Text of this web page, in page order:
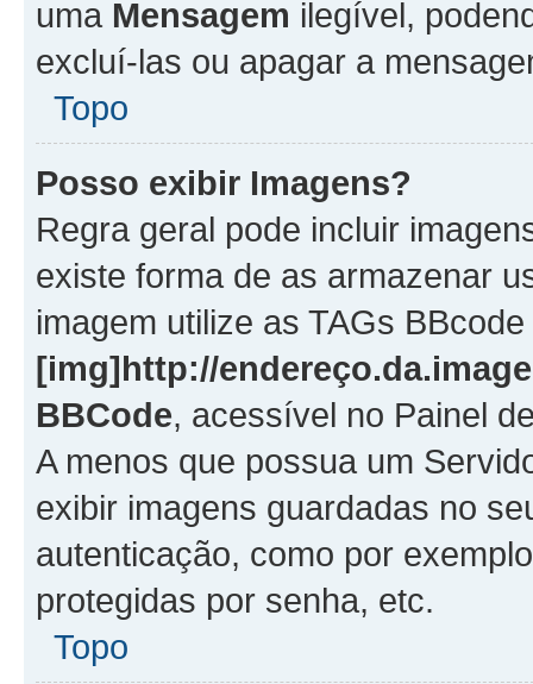
uma Mensagem ilegível,
excluí-las ou apagar a
Topo
Posso exibir Imagens?
Regra geral pode incluir
existe forma de as armazenar
imagem utilize as TAGs BBcode
[img]http://
BBCode, acessível no Painel
A menos que possua um
exibir imagens guardadas no
autenticação, como por
protegidas por senha, etc.
Topo